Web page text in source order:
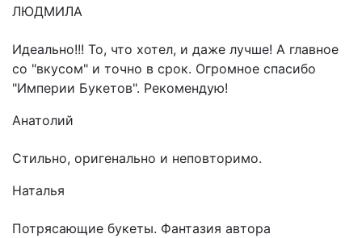
ЛЮДМИЛА
Идеально!!! То, что хотел, и даже лучше! А главное
со "вкусом" и точно в срок. Огромное спасибо
"Империи Букетов". Рекомендую!
Анатолий
Стильно, оригенально и неповторимо.
Наталья
Потрясающие букеты. Фантазия автора